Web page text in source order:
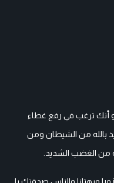
أنك ترغب في رفع غطاء
بالله من الشيطان ومن
من الغضب الشديد.